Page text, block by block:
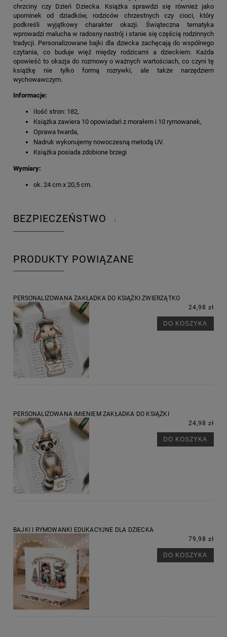
chrzciny czy Dzień Dziecka. Książka sprawdzi się również jako
upominek od dziadków, rodziców chrzestnych czy cioci, który
podkreśli wyjątkowy charakter okazji. Świąteczna tematyka
wprowadzi malucha w radosny nastrój i stanie się częścią rodzinnych
tradycji. Personalizowane bajki dla dziecka zachęcają do wspólnego
czytania, co buduje więź między rodzicami a dzieckiem. Każda
opowieść to okazja do rozmowy o ważnych wartościach, co czyni tę
książkę nie tylko formą rozrywki, ale także narzędziem
wychowawczym.
Informacje:
Ilość stron: 182,
Książka zawiera 10 opowiadań z morałem i 10 rymowanek,
Oprawa twarda,
Nadruk wykonujemy nowoczesną metodą UV.
Książka posiada zdobione brzegi
Wymiary:
ok. 24 cm x 20,5 cm.
BEZPIECZEŃSTWO ↓
PRODUKTY POWIĄZANE
PERSONALIZOWANA ZAKŁADKA DO KSIĄŻKI ZWIERZĄTKO
24,98 zł
DO KOSZYKA
PERSONALIZOWANA IMIENIEM ZAKŁADKA DO KSIĄŻKI
24,98 zł
DO KOSZYKA
BAJKI I RYMOWANKI EDUKACYJNE DLA DZIECKA
79,98 zł
DO KOSZYKA